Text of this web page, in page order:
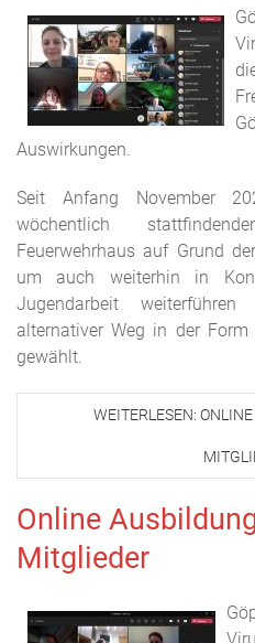
Auswirkungen.
Seit Anfang November
wöchentlich
Feuerwehrhaus auf Grund
um auch weiterhin in
Jugendarbeit
alternativer Weg in der Form
gewählt.
WEITERLESEN:
Online
Mitglieder